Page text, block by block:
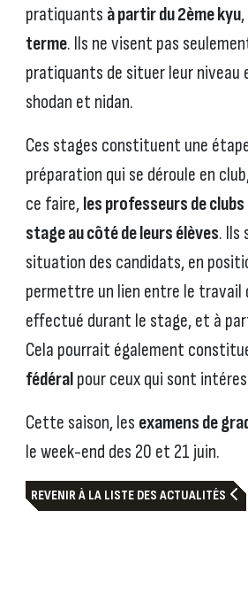
pratiquants à partir du 2ème kyu
terme. Ils ne visent pas
pratiquants de situer leur niveau
shodan et nidan.
Ces stages constituent une
préparation qui se déroule en
ce faire,les professeurs de
stage au côté de leurs élèves. Ils
situation des candidats, en
permettre un lien entre le
effectué durant le stage, et à
Cela pourrait également
fédéralpour ceux qui sont
Cette saison, les examens de
le week-end des 20 et 21 juin.
REVENIR À LA LISTE DES ACTUALITÉS